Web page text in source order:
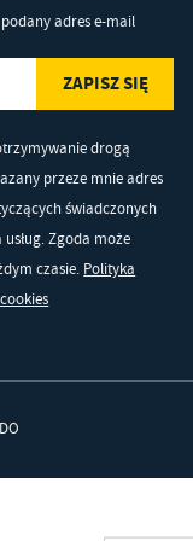
adres e-mail
drogą
przeze mnie adres
świadczonych
Zgoda może
czasie. Polityka